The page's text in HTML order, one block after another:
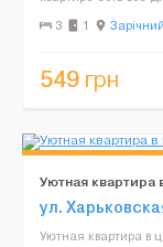
Мебель,
3 1 Зарічний
549 грн
Уютная квартира
ул.
Уютная квартира в